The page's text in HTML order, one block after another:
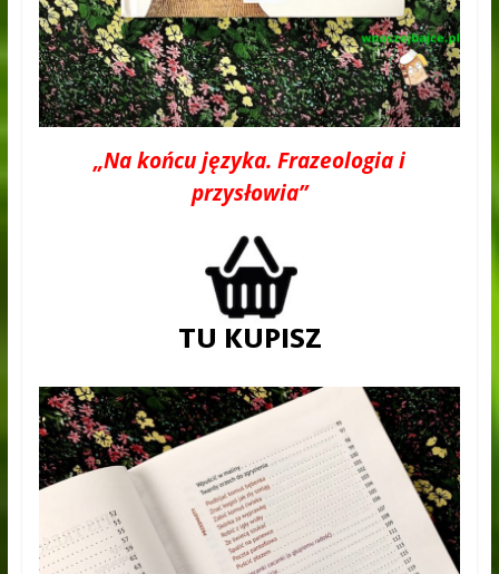
„Na końcu języka. Frazeologia i
przysłowia”